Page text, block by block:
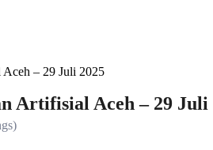
– 29 Juli 2025
Artifisial Aceh – 29 Juli